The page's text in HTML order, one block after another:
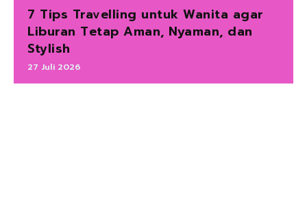
7 Tips Travelling untuk Wanita agar
Liburan Tetap Aman, Nyaman, dan
Stylish
27 Juli 2026